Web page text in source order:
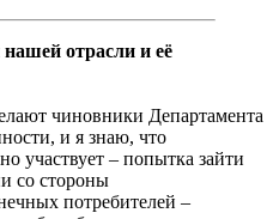
отрасли и её
чиновники Департамента
и я знаю, что
участвует – попытка зайти
со стороны
потребителей –